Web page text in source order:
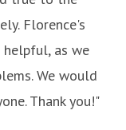
Florence's
as we
We would
Thank you!"